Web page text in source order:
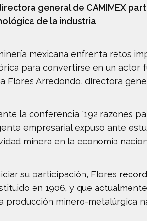
general de CAMIMEX
de la industria
mexicana enfrenta retos
para convertirse en un actor
Flores Arredondo, directora
la conferencia “192 razones
empresarial expuso ante
minera en la economía
su participación, Flores
en 1906, y que
producción minero-metalúrgica